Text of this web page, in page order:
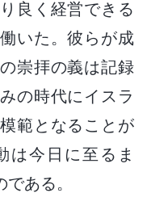
良く経営できる
いた。彼らが成
崇拝の義は記録
の時代にイスラ
範となることが
は今日に至るま
ある。